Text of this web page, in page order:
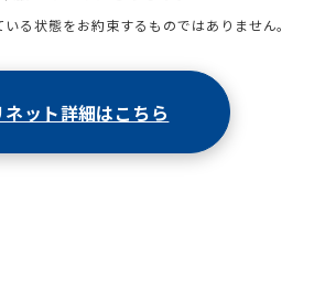
る状態をお約束するものではありません。
ネット詳細はこちら